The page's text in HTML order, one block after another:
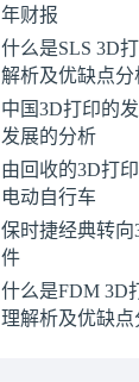
年财报
什么是SLS 3D
解析及优缺点分
中国3D打印的
发展的分析
由回收的3D打
电动自行车
保时捷经典转
件
什么是FDM 3D
理解析及优缺点